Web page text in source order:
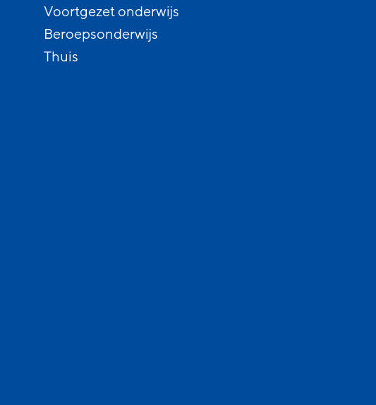
Voortgezet onderwijs
Beroepsonderwijs
Thuis